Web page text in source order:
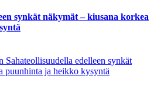
synkät näkymät – kiusana korkea
Sahateollisuudella edelleen synkät
puunhinta ja heikko kysyntä